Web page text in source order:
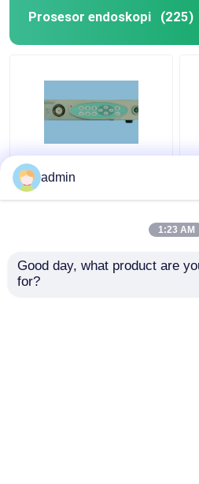
Prosesor endoskopi (225)
400 Sistem Endoskop
Prosesor Sistem
admin
1:23 AM
Good day, what product are
for?